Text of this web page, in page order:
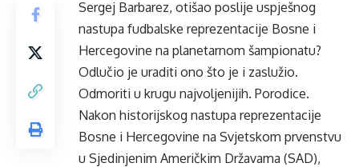
Sergej Barbarez, otišao poslije uspješnog
nastupa fudbalske reprezentacije Bosne i
Hercegovine na planetarnom šampionatu?
Odlučio je uraditi ono što je i zaslužio.
Odmoriti u krugu najvoljenijih. Porodice.
Nakon historijskog nastupa reprezentacije
Bosne i Hercegovine na Svjetskom prvenstvu
u Sjedinjenim Američkim Državama (SAD),